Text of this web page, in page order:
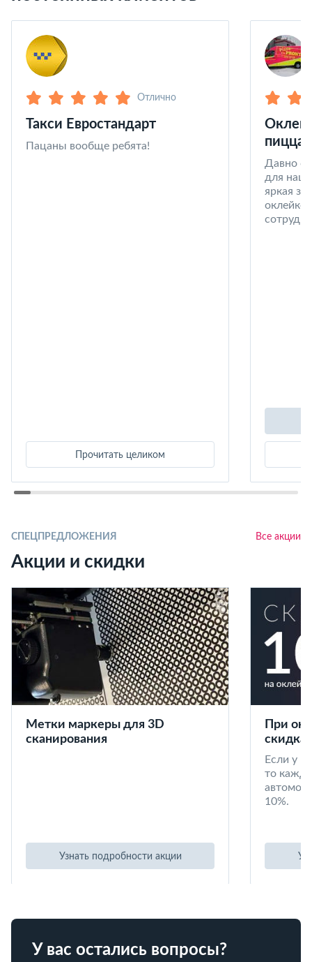
Отлично
Такси Евростандарт
Пацаны вообще ребята!
Прочитать целиком
пицца
Давно
для
яркая
оклейке
СПЕЦПРЕДЛОЖЕНИЯ Все акции
Акции и скидки
Метки маркеры для 3D
сканирования
Узнать подробности акции
При
скидка
Если у
то
10%.
У вас остались вопросы?